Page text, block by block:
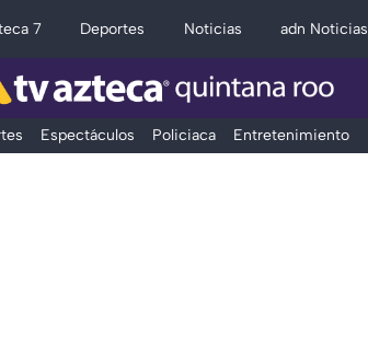
7 Deportes Noticias adn Noticias
Espectáculos Policiaca Entretenimiento